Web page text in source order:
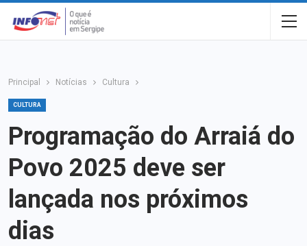
Principal Notícias Cultura
CULTURA
Programação do Arraiá do
Povo 2025 deve ser
lançada nos próximos
dias